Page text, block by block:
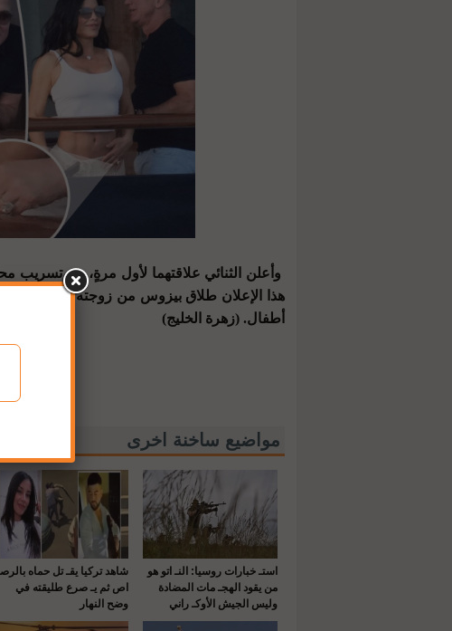
وأعلن الثنائي علاقتهما لأول مرةٍ، بعد تسريب
أطفال. (زهرة الخليج)
مواضيع ساخنة اخرى
استـ خبارات روسيا: النـ اتو هو
من يقود الهجـ مات المضادة
وليس الجيش الأوكـ راني
شاهد تركيا يقـ تل حماه
اص ثم يـ صرع طليقته في
وضح النهار